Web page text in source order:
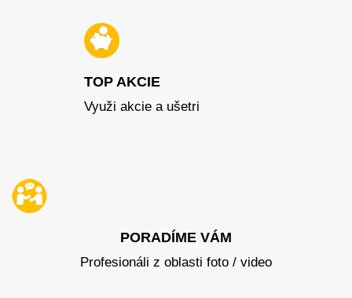
TOP AKCIE
Využi akcie a ušetri
PORADÍME VÁM
Profesionáli z oblasti foto / video